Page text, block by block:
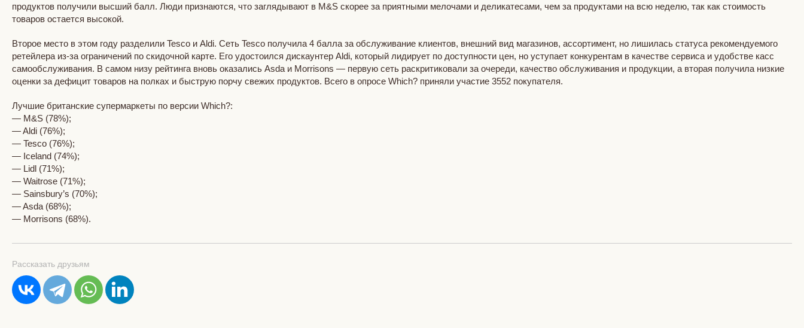
продуктов получили высший балл. Люди признаются, что заглядывают в M&S скорее за приятными мелочами и деликатесами, чем за продуктами на всю неделю, так как стоимость
товаров остается высокой.
Второе место в этом году разделили Tesco и Aldi. Сеть Tesco получила 4 балла за обслуживание клиентов, внешний вид магазинов, ассортимент, но лишилась статуса рекомендуемого
ретейлера из-за ограничений по скидочной карте. Его удостоился дискаунтер Aldi, который лидирует по доступности цен, но уступает конкурентам в качестве сервиса и удобстве касс
самообслуживания. В самом низу рейтинга вновь оказались Asda и Morrisons — первую сеть раскритиковали за очереди, качество обслуживания и продукции, а вторая получила низкие
оценки за дефицит товаров на полках и быструю порчу свежих продуктов. Всего в опросе Which? приняли участие 3552 покупателя.
Лучшие британские супермаркеты по версии Which?:
— M&S (78%);
— Aldi (76%);
— Tesco (76%);
— Iceland (74%);
— Lidl (71%);
— Waitrose (71%);
— Sainsbury’s (70%);
— Asda (68%);
— Morrisons (68%).
Рассказать друзьям